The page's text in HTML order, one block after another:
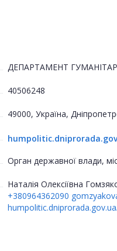
ДЕПАРТАМЕНТ
40506248
49000, Україна,
Орган державної влади,
Наталія Олексіївна
+380964362090